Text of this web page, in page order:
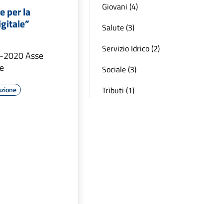
per la
2020 Asse
Giovani (4)
Salute (3)
Servizio Idrico (2)
Sociale (3)
Tributi (1)